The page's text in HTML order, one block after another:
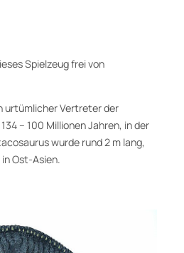
Spielzeug frei von
urtümlicher Vertreter der
– 100 Millionen Jahren, in der
wurde rund 2 m lang,
Ost-Asien.